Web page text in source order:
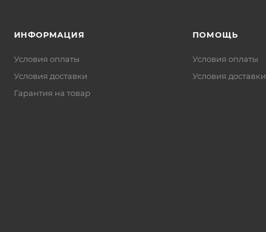
ИНФОРМАЦИЯ
Условия оплаты
Условия доставки
Гарантия на товар
ПОМОЩЬ
Условия оплаты
Условия доставки